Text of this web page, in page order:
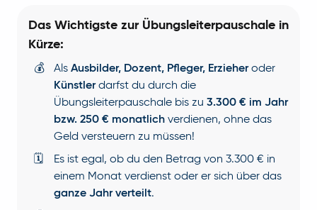
Das Wichtigste zur Übungsleiterpauschale in
Kürze:
💰 Als Ausbilder, Dozent, Pfleger, Erzieheroder
Künstlerdarfst du durch die
Übungsleiterpauschale bis zu 3.300 € im Jahr
bzw. 250 € monatlich verdienen, ohne das
Geld versteuern zu müssen!
🗓
Es ist egal, ob du den Betrag von 3.300 € in
einem Monat verdienst oder er sich über das
ganze Jahr verteilt.